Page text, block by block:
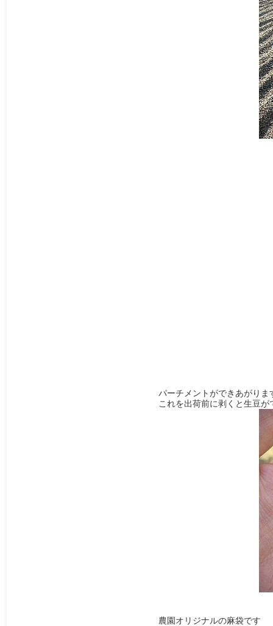
パーチメントができあがりま
これを出荷前に剥くと生豆が
農園オリジナルの麻袋です